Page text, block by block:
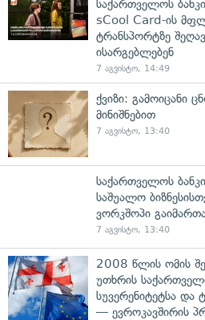
საქართველოს
sCool Card-ის
ტრანსპორტზე
ისარგებლებენ
7 აგვისტო, 14:49
ქვიზი: გამოიცანი
მინიშნებით
7 აგვისტო, 13:40
საქართველოს
საშუალო
ვორკშოპი
7 აგვისტო, 13:40
2008 წლის ომის
უთხრის
სუვერენიტეტსა
— ევროკავშირის